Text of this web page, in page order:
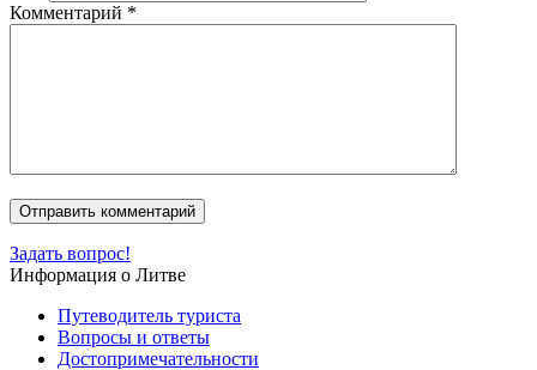
Комментарий *
Задать вопрос!
Информация о Литве
Путеводитель туриста
Вопросы и ответы
Достопримечательности